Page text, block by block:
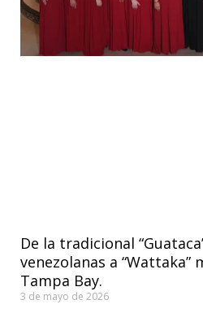
De la tradicional
venezolanas a
Tampa Bay.
3 de mayo de 2026